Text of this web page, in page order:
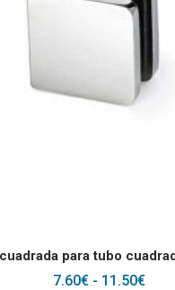
SELECCIONAR OPCIONES
para tubo
7.60€ - 11.50€